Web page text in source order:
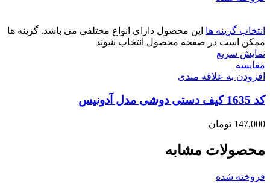
انتخاب گزینه ها این محصول دارای انواع مختلفی می باشد. گزینه ها
ممکن است در صفحه محصول انتخاب شوند
نمایش سریع
مقايسه
افزودن به علاقه مندی
کد 1635 کیف دستی دوشی مدل آدونیس
147,000 تومان
محصولات مشابه
فروخته شده